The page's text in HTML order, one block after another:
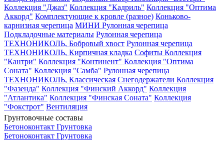
Коллекция "Джаз" Коллекция "Кадриль" Коллекция "Оптима
Аккорд" Комплектующие к кровле (разное) Коньково-
карнизная черепица МИНИ Рулонная черепица
Подкладочные материалы Рулонная черепица
ТЕХНОНИКОЛЬ, Бобровый хвост Рулонная черепица
ТЕХНОНИКОЛЬ, Кирпичная кладка Софиты Коллекция
"Кантри" Коллекция "Континент" Коллекция "Оптима
Соната" Коллекция "Самба" Рулонная черепица
ТЕХНОНИКОЛЬ, Классическая Снегодержатели Коллекция
"Фазенда" Коллекция "Финский Аккорд" Коллекция
"Атлантика" Коллекция "Финская Соната" Коллекция
"Фокстрот" Вентиляция
Грунтовочные составы
Бетоноконтакт Грунтовка
Бетоноконтакт Грунтовка